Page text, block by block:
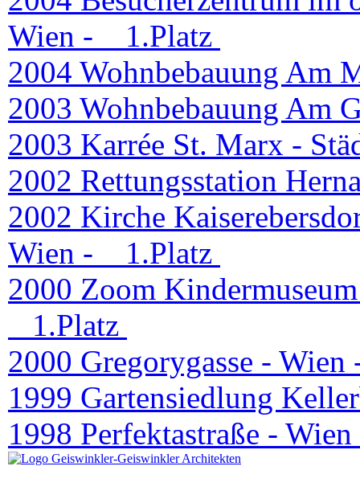
Wien -
1.Platz
2004 Wohnbebauung Am
2003 Wohnbebauung Am
2003 Karrée St. Marx -
2002 Rettungsstation
2002 Kirche
Wien -
1.Platz
2000 Zoom
1.Platz
2000 Gregorygasse -
1999 Gartensiedlung
1998 Perfektastraße -